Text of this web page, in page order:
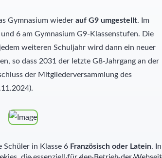
Gymnasium wieder auf G9 umgestellt. Im
6 am Gymnasium G9-Klassenstufen. Die
weiteren Schuljahr wird dann ein neuer
so dass 2031 der letzte G8-Jahrgang an der
der Mitgliederversammlung des
Schüler in Klasse 6 Französisch oder Latein.